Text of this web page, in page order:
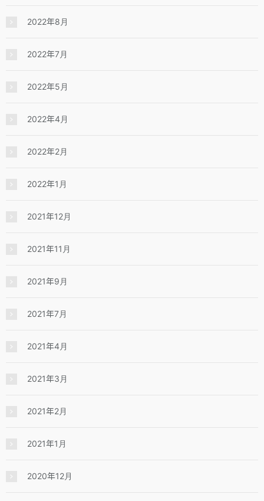
2022年8月
2022年7月
2022年5月
2022年4月
2022年2月
2022年1月
2021年12月
2021年11月
2021年9月
2021年7月
2021年4月
2021年3月
2021年2月
2021年1月
2020年12月